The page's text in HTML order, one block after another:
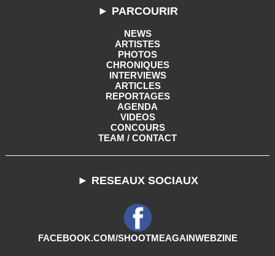
► PARCOURIR
NEWS
ARTISTES
PHOTOS
CHRONIQUES
INTERVIEWS
ARTICLES
REPORTAGES
AGENDA
VIDEOS
CONCOURS
TEAM / CONTACT
► RESEAUX SOCIAUX
FACEBOOK.COM/SHOOTMEAGAINWEBZINE